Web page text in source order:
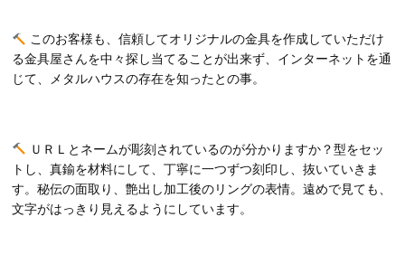
このお客様も、信頼してオリジナルの金具を作成していただけ
る金具屋さんを中々探し当てることが出来ず、インターネットを通
じて、メタルハウスの存在を知ったとの事。
ＵＲＬとネームが彫刻されているのが分かりますか？型をセッ
トし、真鍮を材料にして、丁寧に一つずつ刻印し、抜いていきま
す。秘伝の面取り、艶出し加工後のリングの表情。遠めで見ても、
文字がはっきり見えるようにしています。